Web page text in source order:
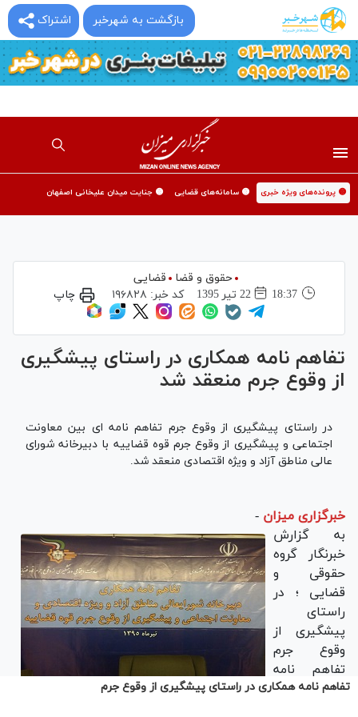
اشتراک بازگشت به شهرخبر
تفاهم نامه همکاری در راستای پیشگیری از وقوع جرم